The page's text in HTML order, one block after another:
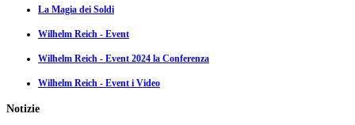
La Magia dei Soldi
Wilhelm Reich - Event
Wilhelm Reich - Event 2024 la Conferenza
Wilhelm Reich - Event i Video
Notizie